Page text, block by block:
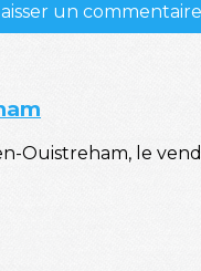
un commentaire
le